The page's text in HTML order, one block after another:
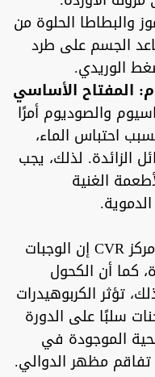
والبطاطا الحلوة من
الجسم على طرد
الوريدي.
المفتاح الأساسي
والصوديوم أمرًا
احتباس الماء،
الزائدة. لذلك، يجب
الغنية
يقول الدكتور إيفان هاريس من مركز CVR إن الوجبات
كما أن الكحول
تؤثر الكربوهيدرات
سلبًا على الدورة
الموجودة في
مظهر الدوالي.